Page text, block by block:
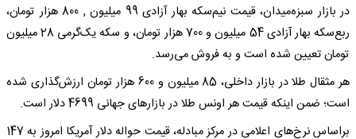
در بازار سبزه‌‌میدان، قیمت نیم‌سکه بهار آزادی 99 میلیون , 800 هزار تومان،
ربع‌سکه بهار آزادی 54 میلیون و 700 هزار تومان، و سکه یک‌گرمی 28 میلیون
تومان تعیین شده است و به فروش می‌رسد.
هر مثقال طلا در بازار داخلی، 85 میلیون و 600 هزار تومان ارزش‌گذاری شده
است؛ ضمن اینکه قیمت هر اونس طلا در بازارهای جهانی 4699 دلار است.
براساس نرخ‌های اعلامی در مرکز مبادله، قیمت حواله دلار آمریکا امروز به 147